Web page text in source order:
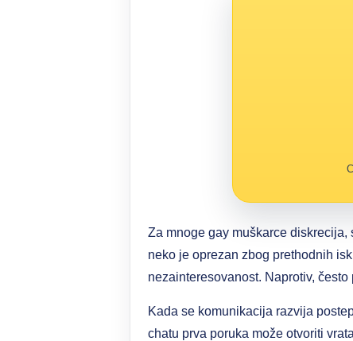
Za mnoge gay muškarce
neko je oprezan zbog prethodnih
nezainteresovanost. Naprotiv,
Kada se komunikacija razvija
chatu prva poruka može otvoriti